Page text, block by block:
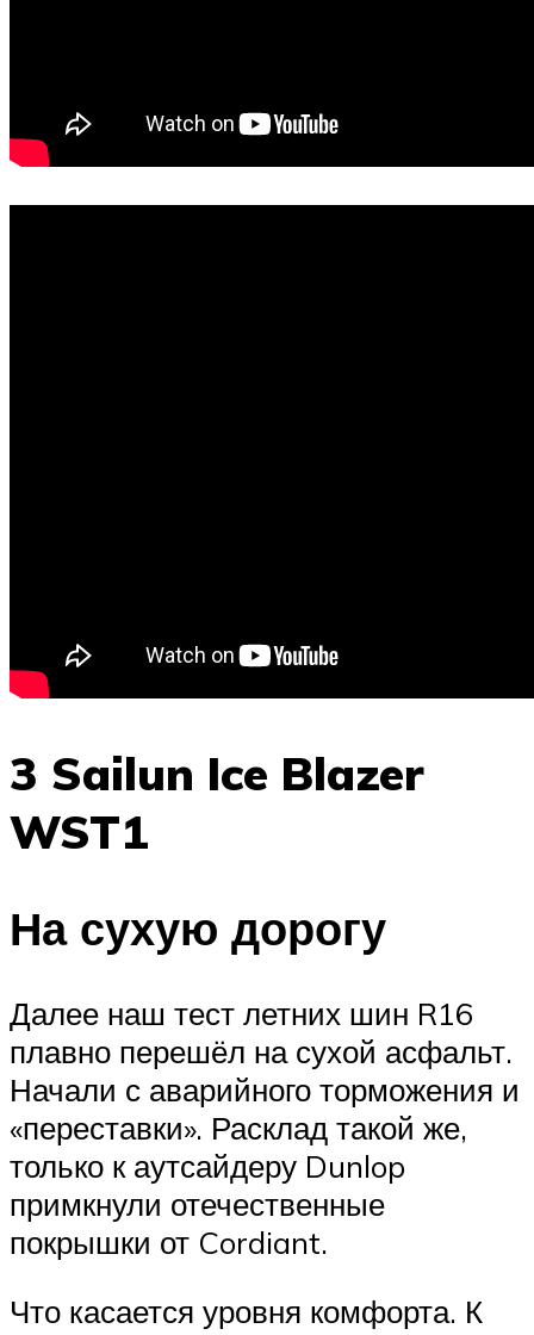
3 Sailun Ice Blazer
WST1
На сухую дорогу
Далее наш тест летних шин R16
плавно перешёл на сухой асфальт.
Начали с аварийного торможения и
«переставки». Расклад такой же,
только к аутсайдеру Dunlop
примкнули отечественные
покрышки от Cordiant.
Что касается уровня комфорта. К